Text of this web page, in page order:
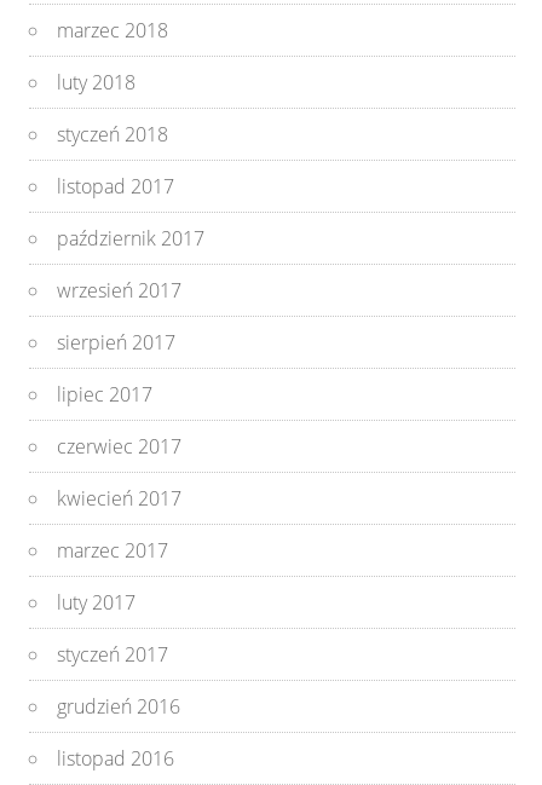
marzec 2018
luty 2018
styczeń 2018
listopad 2017
październik 2017
wrzesień 2017
sierpień 2017
lipiec 2017
czerwiec 2017
kwiecień 2017
marzec 2017
luty 2017
styczeń 2017
grudzień 2016
listopad 2016